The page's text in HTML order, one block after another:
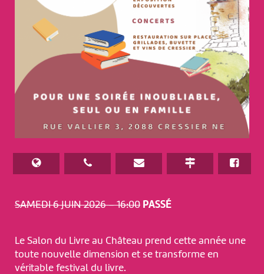
SAMEDI 6 JUIN 2026 – 16:00 PASSÉ
Le Salon du Livre au Château prend cette année une
toute nouvelle dimension et se transforme en
véritable festival du livre.